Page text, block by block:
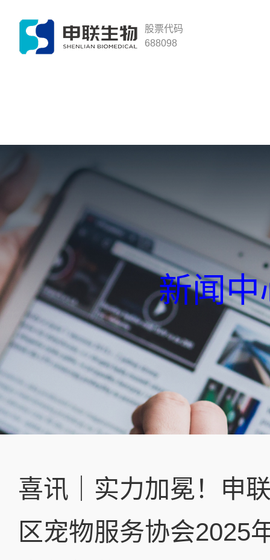
股票代码
688098
新闻中
喜讯｜实力加冕！申
区宠物服务协会2025